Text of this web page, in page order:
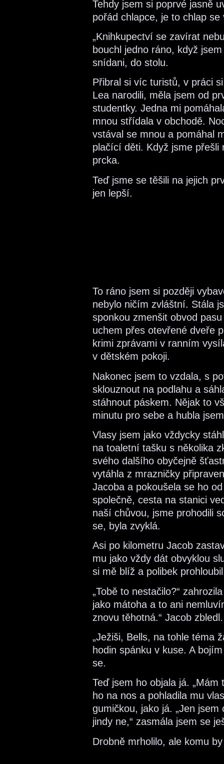
Tehdy jsem si poprvé jasně
pořád chlapce, je to chlap se
„Knihkupectví se zavírat
bouchl jedno ráno, když
snídani, do stolu.
Přibral si víc turistů, v práci
Lea narodili, měla jsem od
studentky. Jedna mi
mnou střídala v obchodě.
vstával se mnou a pomáhal
plačící děti. Když jsme přešli
prcka.
Teď jsme se těšili na jejich
jen lepší.
To ráno jsem si později
nebylo ničím zvláštní. Stála
sponkou zmenšit obvod
uchem přes otevřené dveře
krimi zprávami v ranním
v dětském pokoji.
Nakonec jsem to vzdala, s
sklouznout na podlahu a
stáhnout páskem. Nějak to
minutu pro sebe a hubla
Vlasy jsem jako vždycky
na toaletní tašku s několika
svého dalšího obyčejně
vytáhla z mrazničky
Jacoba a pokoušela se ho
společně, cesta na stanici
naší chůvou, jsme prohodili
se, byla zvyklá.
Asi po kilometru Jacob
mu jako vždy dát obvyklou
si mě blíž a polibek
„Tobě to nestačilo?“
jako mátoha a to ani
znovu těhotná.“ Jacob zbledl.
„Ježiši, Bells, na tohle téma
hodin spánku v kuse. A
se.
Teď jsem ho objala já.
ho na nos a pohladila mu
gumičkou, jako já. „Jen
jindy ne,“ zasmála jsem se
Drobně mrholilo, ale komu